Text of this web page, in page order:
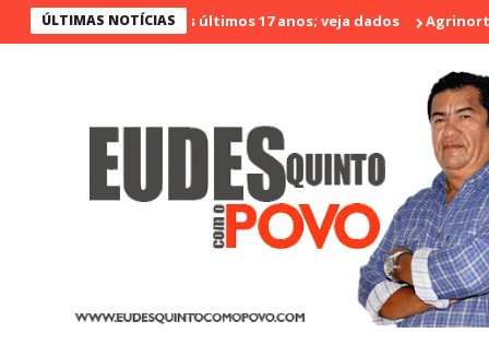
ÚLTIMAS NOTÍCIAS
menos violento nos últimos 17 anos; veja dados Agrinort em